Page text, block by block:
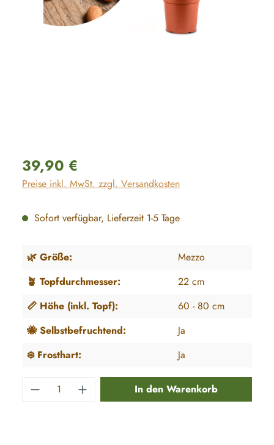
Regulärer Preis:
39,90 €
Preise inkl. MwSt. zzgl. Versandkosten
Sofort verfügbar, Lieferzeit 1-5 Tage
🌿 Größe:
Mezzo
🪴 Topfdurchmesser:
22 cm
📏 Höhe (inkl. Topf):
60 - 80 cm
🐝 Selbstbefruchtend:
Ja
❄️ Frosthart:
Ja
Produkt Anzahl: Gib den gewünschten
In den Warenkorb